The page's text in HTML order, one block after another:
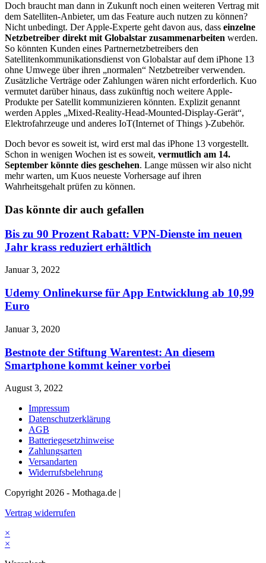
Doch braucht man dann in Zukunft noch einen weiteren Vertrag mit
dem Satelliten-Anbieter, um das Feature auch nutzen zu können?
Nicht unbedingt. Der Apple-Experte geht davon aus, dass einzelne
Netzbetreiber direkt mit Globalstar zusammenarbeiten werden.
So könnten Kunden eines Partnernetzbetreibers den
Satellitenkommunikationsdienst von Globalstar auf dem iPhone 13
ohne Umwege über ihren „normalen“ Netzbetreiber verwenden.
Zusätzliche Verträge oder Zahlungen wären nicht erforderlich. Kuo
vermutet darüber hinaus, dass zukünftig noch weitere Apple-
Produkte per Satellit kommunizieren könnten. Explizit genannt
werden Apples „Mixed-Reality-Head-Mounted-Display-Gerät“,
Elektrofahrzeuge und anderes IoT(Internet of Things )-Zubehör.
Doch bevor es soweit ist, wird erst mal das iPhone 13 vorgestellt.
Schon in wenigen Wochen ist es soweit, vermutlich am 14.
September könnte dies geschehen. Lange müssen wir also nicht
mehr warten, um Kuos neueste Vorhersage auf ihren
Wahrheitsgehalt prüfen zu können.
Das könnte dir auch gefallen
Bis zu 90 Prozent Rabatt: VPN-Dienste im neuen
Jahr krass reduziert erhältlich
Januar 3, 2022
Udemy Onlinekurse für App Entwicklung ab 10,99
Euro
Januar 3, 2020
Bestnote der Stiftung Warentest: An diesem
Smartphone kommt keiner vorbei
August 3, 2022
Impressum
Datenschutzerklärung
AGB
Batteriegesetzhinweise
Zahlungsarten
Versandarten
Widerrufsbelehrung
Copyright 2026 - Mothaga.de |
Vertrag widerrufen
×
×